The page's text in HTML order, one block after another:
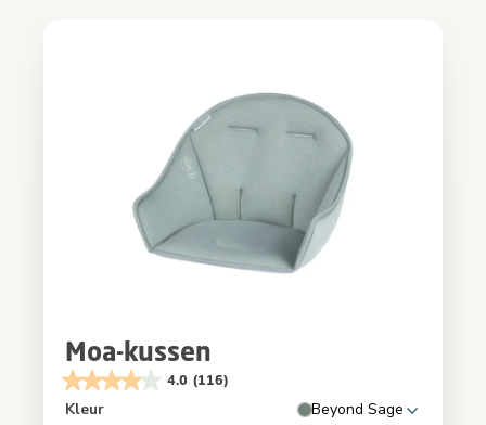
Moa-kussen
4.0 (116)
Kleur Beyond Sage